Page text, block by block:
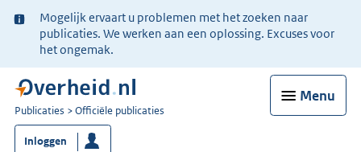
Ter
informatie:
Mogelijk ervaart u problemen met het zoeken naar
publicaties. We werken aan een oplossing. Excuses voor
het ongemak.
Menu
U
bent
nu
Publicaties Officiële publicaties
Inloggen